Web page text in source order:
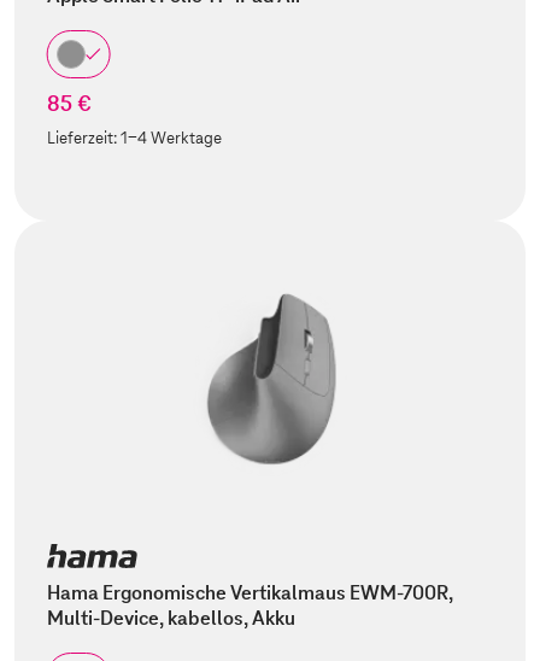
85 €
Lieferzeit:1-4 Werktage
Hama Ergonomische Vertikalmaus EWM-700R,
Multi-Device, kabellos, Akku